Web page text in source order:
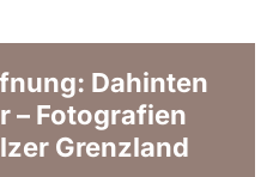
Dahinten
– Fotografien
Grenzland